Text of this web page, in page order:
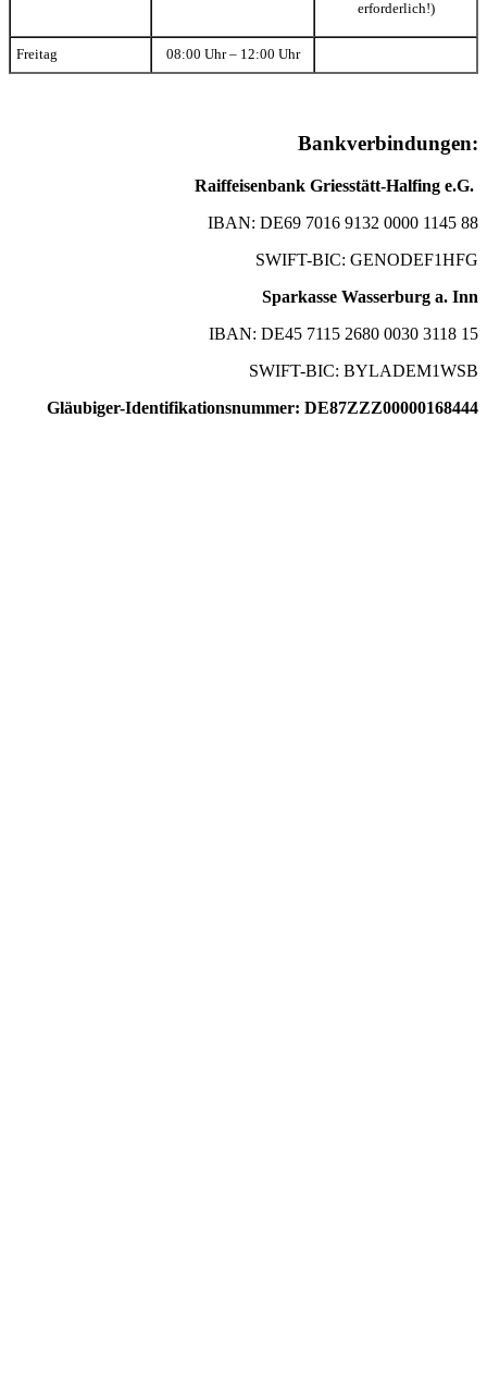
erforderlich!)
Freitag 08:00 Uhr – 12:00 Uhr
Bankverbindungen:
Raiffeisenbank Griesstätt-Halfing e.G.
IBAN: DE69 7016 9132 0000 1145 88
SWIFT-BIC: GENODEF1HFG
Sparkasse Wasserburg a. Inn
IBAN: DE45 7115 2680 0030 3118 15
SWIFT-BIC: BYLADEM1WSB
Gläubiger-Identifikationsnummer: DE87ZZZ00000168444